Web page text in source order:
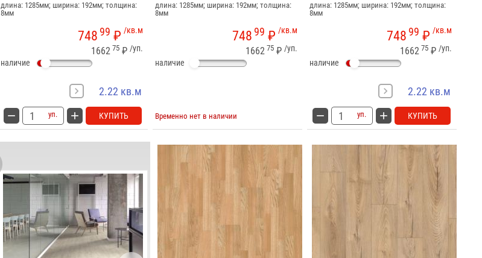
длина: 1285мм; ширина: 192мм; толщина:
8мм
/кв.м
748 99 ₽
/уп.
1662 75 ₽
наличие
2.22 кв.м
уп. КУПИТЬ
длина: 1285мм; ширина: 192мм; толщина:
8мм
/кв.м
748 99 ₽
/уп.
1662 75 ₽
наличие
Временно нет в наличии
длина: 1285мм; ширина: 192мм; толщина:
8мм
/кв.м
748 99 ₽
/уп.
1662 75 ₽
наличие
2.22 кв.м
уп. КУПИТЬ